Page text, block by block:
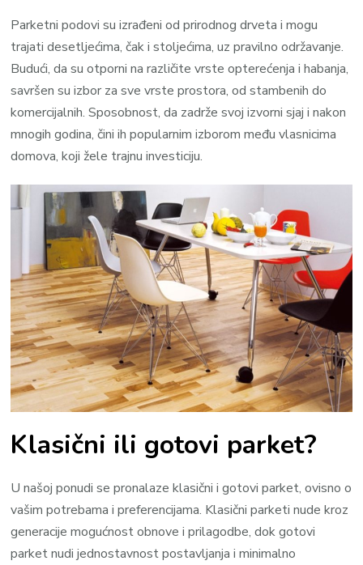
Parketni podovi su izrađeni od prirodnog drveta i mogu
trajati desetljećima, čak i stoljećima, uz pravilno održavanje.
Budući, da su otporni na različite vrste opterećenja i habanja,
savršen su izbor za sve vrste prostora, od stambenih do
komercijalnih. Sposobnost, da zadrže svoj izvorni sjaj i nakon
mnogih godina, čini ih popularnim izborom među vlasnicima
domova, koji žele trajnu investiciju.
Klasični ili gotovi parket?
U našoj ponudi se pronalaze klasični i gotovi parket, ovisno o
vašim potrebama i preferencijama. Klasični parketi nude kroz
generacije mogućnost obnove i prilagodbe, dok gotovi
parket nudi jednostavnost postavljanja i minimalno